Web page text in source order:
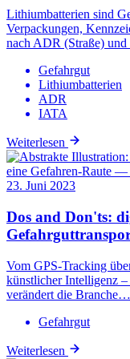
Lithiumbatterien sind
Verpackungen,
nach ADR (Straße)
Gefahrgut
Lithiumbatterien
ADR
IATA
Weiterlesen
23. Juni 2023
Dos and Don'ts:
Vom GPS-Tracking
künstlicher Intelligenz
verändert die Branche…
Gefahrgut
Weiterlesen